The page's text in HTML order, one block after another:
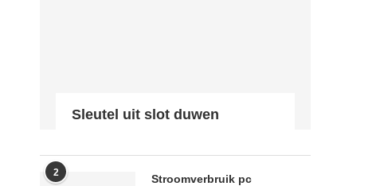
Sleutel uit slot duwen
2
Stroomverbruik pc